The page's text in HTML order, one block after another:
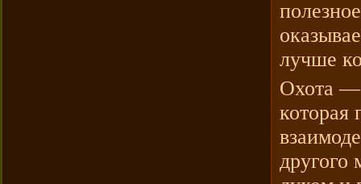
лучше
Охота —
которая
другого